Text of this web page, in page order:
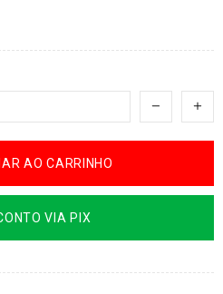
AO CARRINHO
VIA PIX